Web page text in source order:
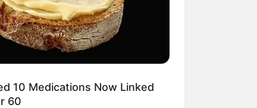
10 Medications Now Linked
60